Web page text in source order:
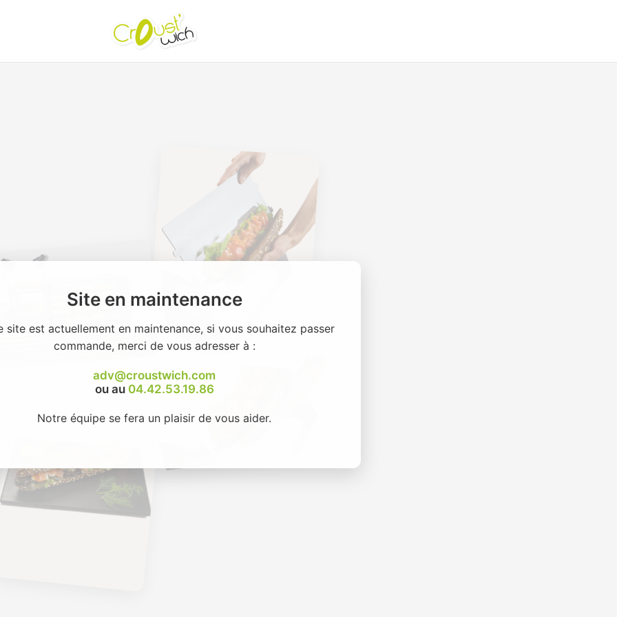
Site en maintenance
site est actuellement en maintenance, si vous souhaitez passer
commande, merci de vous adresser à :
adv@croustwich.com
ou au 04.42.53.19.86
Notre équipe se fera un plaisir de vous aider.